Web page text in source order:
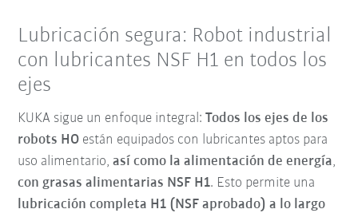
Lubricación segura: Robot industrial
con lubricantes NSF H1 en todos los
ejes
KUKA sigue un enfoque integral:Todos los ejes de los
robots HO están equipados con lubricantes aptos para
uso alimentario,así como la alimentación de energía,
con grasas alimentarias NSF H1. Esto permite una
lubricación completa H1 (NSF aprobado) a lo largo